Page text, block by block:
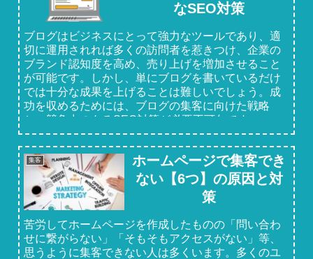
なSEO対策
ブログはビジネスにとって強力なツールであり、適
切に運用されれば多くの訪問者を惹きつけ、企業の
ブランド認知度を高め、売り上げを増加させること
が可能です。しかし、単にブログを書いているだけ
では十分な成果を上げることは難しいでしょう。成
功を収めるためには、ブログの集客に向けた戦略
と、競争力のあるSEO対策が必要不可欠です。
集客
ホームページで集客でき
ない【6つ】の原因と対
策
苦労してホームページを作成したものの「問い合わ
せに繋がらない」「そもそもアクセスがない」等、
思うように集客できない人は多くいます。多くのユ